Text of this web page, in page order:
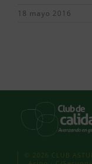
18 mayo 2016
© 2026 CLUB